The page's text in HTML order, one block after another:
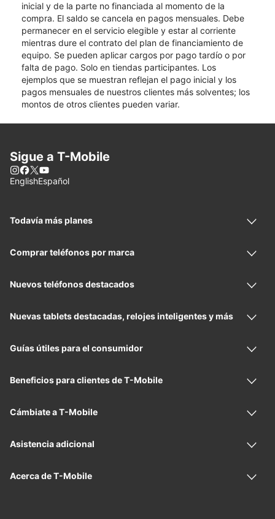
inicial y de la parte no financiada al momento de la
compra. El saldo se cancela en pagos mensuales. Debe
permanecer en el servicio elegible y estar al corriente
mientras dure el contrato del plan de financiamiento de
equipo. Se pueden aplicar cargos por pago tardío o por
falta de pago. Solo en tiendas participantes. Los
ejemplos que se muestran reflejan el pago inicial y los
pagos mensuales de nuestros clientes más solventes; los
montos de otros clientes pueden variar.